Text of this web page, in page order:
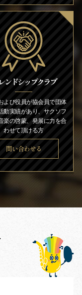
ンドシップクラブ
よび役員が協会員で団体
動実績があり、サクソフ
楽の啓蒙、発展に力を合
わせて頂ける方
問い合わせる